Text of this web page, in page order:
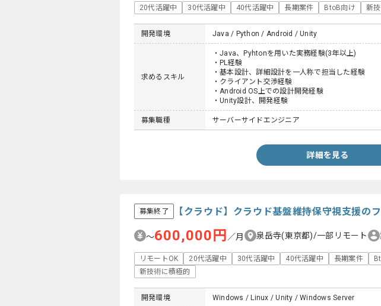
20代活躍中 30代活躍中 40代活躍中 長期案件 BtoB向け 新
開発環境 Java / Python / Android / Unity
求めるスキル
・Java、Pyhtonを用いた実務経験(3年以上)
・PL経験
・基本設計、詳細設計を一人称で担当した経験
・クライアント交渉経験
・Android OS上での設計開発経験
・Unity設計、開発経験
募集職種 サーバーサイドエンジニア
詳細を見る
募集終了 【クラウド】クラウド基盤維持保守視支援の
〜600,000円 ／月 泉岳寺(東京都)/一部リモート
リモートOK 20代活躍中 30代活躍中 40代活躍中 長期案件
新技術に積極的
開発環境 Windows / Linux / Unity / Windows Server